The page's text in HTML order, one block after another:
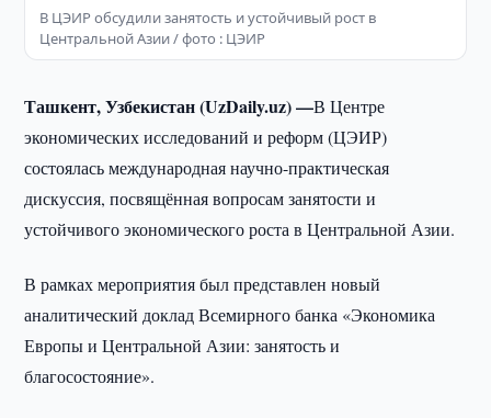
В ЦЭИР обсудили занятость и устойчивый рост в
Центральной Азии / фото : ЦЭИР
Ташкент, Узбекистан (UzDaily.uz) —В Центре
экономических исследований и реформ (ЦЭИР)
состоялась международная научно-практическая
дискуссия, посвящённая вопросам занятости и
устойчивого экономического роста в Центральной Азии.
В рамках мероприятия был представлен новый
аналитический доклад Всемирного банка «Экономика
Европы и Центральной Азии: занятость и
благосостояние».